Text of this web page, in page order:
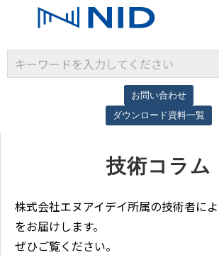
お問い合わせ
ダウンロード資料一覧
導入事例
技術コラム
株式会社エヌアイデイ所属の技術者に
をお届けします。
ぜひご覧ください。